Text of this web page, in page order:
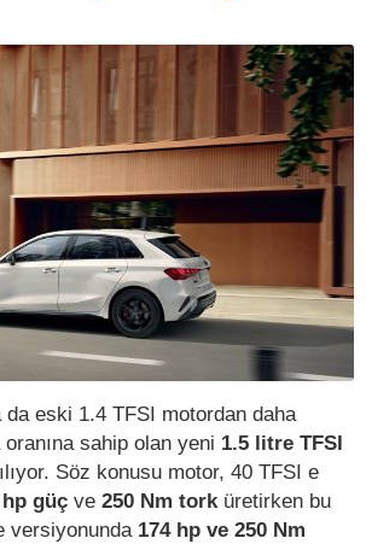
eski 1.4 TFSI motordan daha
oranına sahip olan yeni 1.5 litre TFSI
Söz konusu motor, 40 TFSI e
hp güç ve 250 Nm tork üretirken bu
versiyonunda 174 hp ve 250 Nm